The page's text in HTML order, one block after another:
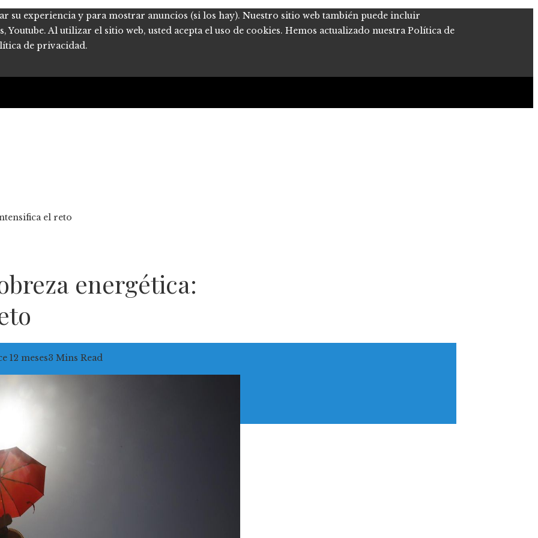
su experiencia y para mostrar anuncios (si los hay). Nuestro sitio web también puede incluir
Youtube. Al utilizar el sitio web, usted acepta el uso de cookies. Hemos actualizado nuestra Política de
de privacidad.
el reto
energética:
12 meses3 Mins Read